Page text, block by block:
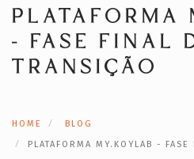
SOBRE NÓS
EMBAIXADORES
PARCEIROS
PLATAFORMA
- FASE FINAL
TRANSIÇÃO
HOME
BLOG
PLATAFORMA MY.KOYLAB -